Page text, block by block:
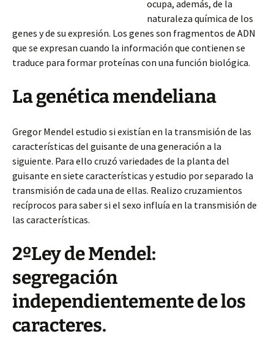
ocupa, además, de la
naturaleza química de los
genes y de su expresión. Los genes son fragmentos de ADN
que se expresan cuando la información que contienen se
traduce para formar proteínas con una función biológica.
La genética mendeliana
Gregor Mendel estudio si existían en la transmisión de las
características del guisante de una generación a la
siguiente. Para ello cruzó variedades de la planta del
guisante en siete características y estudio por separado la
transmisión de cada una de ellas. Realizo cruzamientos
recíprocos para saber si el sexo influía en la transmisión de
las características.
2ºLey de Mendel:
segregación
independientemente de los
caracteres.